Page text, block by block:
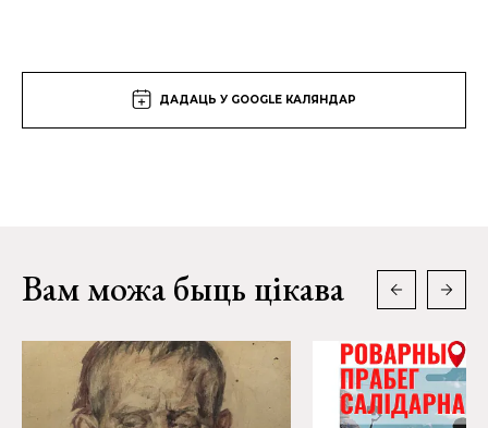
ДАДАЦЬ У GOOGLE КАЛЯНДАР
Вам можа быць цікава